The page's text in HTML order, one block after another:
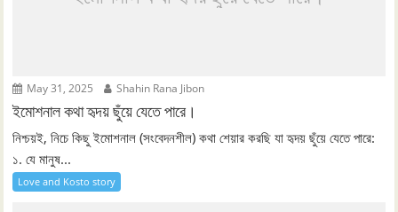
May 31, 2025 Shahin Rana Jibon
ইমোশনাল কথা হৃদয় ছুঁয়ে যেতে পারে।
নিশ্চয়ই, নিচে কিছু ইমোশনাল (সংবেদনশীল) কথা শেয়ার করছি যা হৃদয় ছুঁয়ে যেতে পারে:
১. যে মানুষ...
Love and Kosto story